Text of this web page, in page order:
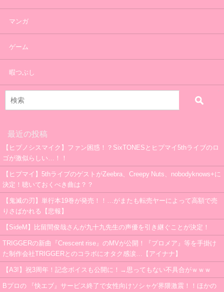
マンガ
ゲーム
暇つぶし
最近の投稿
【ヒプノシスマイク】ファン困惑！？SixTONESとヒプマイ5thライブのロ
ゴが激似らしい…！！
【ヒプマイ】5thライブのゲストがZeebra、Creepy Nuts、nobodyknows+に
決定！聴いておくべき曲は？？
【鬼滅の刃】単行本19巻が発売！！…がまたも転売ヤーによって高額で売
りさばかれる【悲報】
【SideM】比留間俊哉さんが九十九先生の声優を引き継ぐことが決定！
TRIGGERの新曲『Crescent rise』のMVが公開！『プロメア』等を手掛け
た制作会社TRIGGERとのコラボにオタク感涙…【アイナナ】
【A3!】祝3周年！記念ボイスも公開に！→思ってもない不具合がｗｗｗ
Bプロの 『快エブ』サービス終了で女性向けソシャゲ界隈激震！！ほかの